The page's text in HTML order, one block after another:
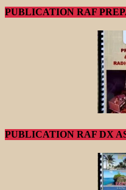
PUBLICATION RAF
PUBLICATION RAF DX